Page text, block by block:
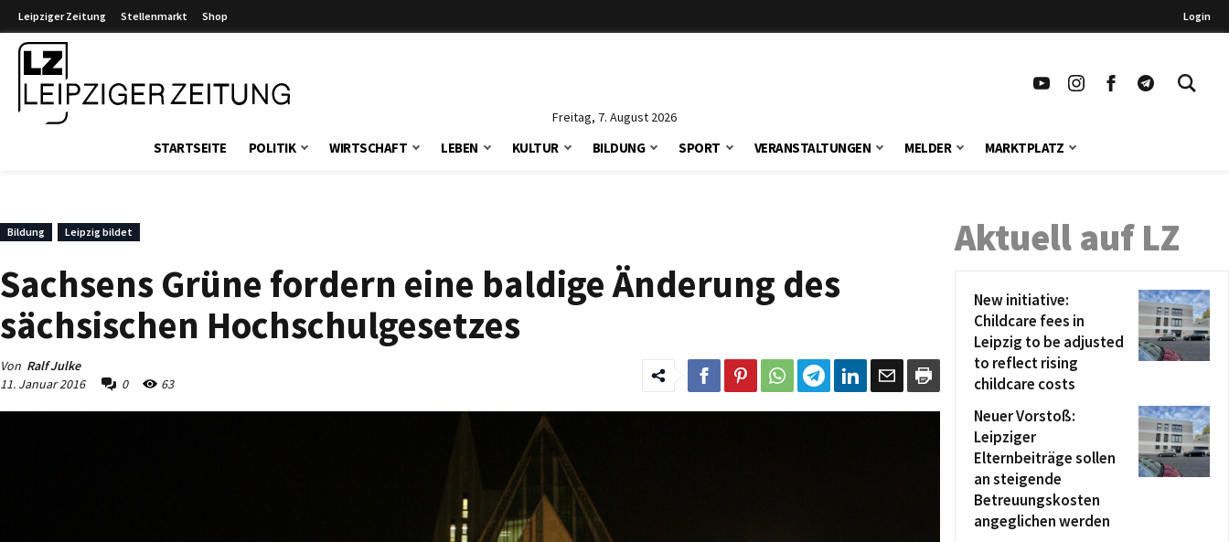
Leipziger Zeitung Stellenmarkt Shop Login
Freitag, 7. August 2026
STARTSEITE POLITIK WIRTSCHAFT LEBEN KULTUR BILDUNG SPORT VERANSTALTUNGEN MELDER MARKTPLATZ
Bildung Leipzig bildet
Sachsens Grüne fordern eine baldige Änderung des
sächsischen Hochschulgesetzes
Von Ralf Julke
11. Januar 2016
0 63
Aktuell auf LZ
New initiative:
Childcare fees in
Leipzig to be adjusted
to reflect rising
childcare costs
Neuer Vorstoß:
Leipziger
Elternbeiträge sollen
an steigende
Betreuungskosten
angeglichen werden